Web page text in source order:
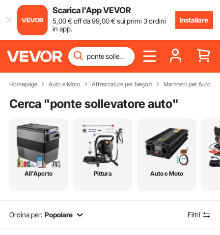
Scarica l'App VEVOR
5,00€ off da99,00€ sui primi 3 ordini
in app.
Installare
Homepage Auto e Moto Attrezzature per Negozi Martinetti per Auto
Cerca "ponte sollevatore auto"
All'Aperto Pittura Auto e Moto
Ordina per: Popolare Filtri